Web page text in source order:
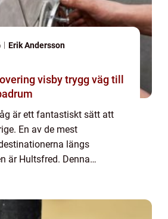
Erik Andersson
visby trygg väg till
är ett fantastiskt sätt att
En av de mest
längs
är Hultsfred. Denna